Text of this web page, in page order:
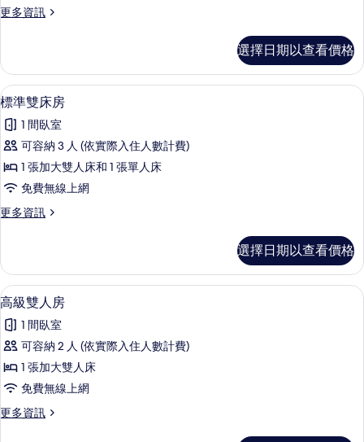
的
有
相
片
更多資訊
更
雙
人
房
詳
情
選擇日期以查看價格
顯
示
標
準
雙
房
所
有
相
片
羽絨被、書桌、筆電工作空間、免費
5
標準雙床房
1 間臥室
可容納 3 人 (依實際入住人數計費)
1 張加大雙人床和 1 張單人床
免費無線上網
更多資訊
更
雙
床
房
詳
情
選擇日期以查看價格
顯
示
高
級
雙
房
羽絨被、書桌、筆電工作空間、免費
4
高級雙人房
1 間臥室
可容納 2 人 (依實際入住人數計費)
1 張加大雙人床
免費無線上網
更多資訊
更